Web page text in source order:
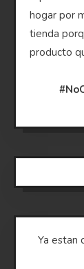
hogar por
tienda
producto
Ya estan